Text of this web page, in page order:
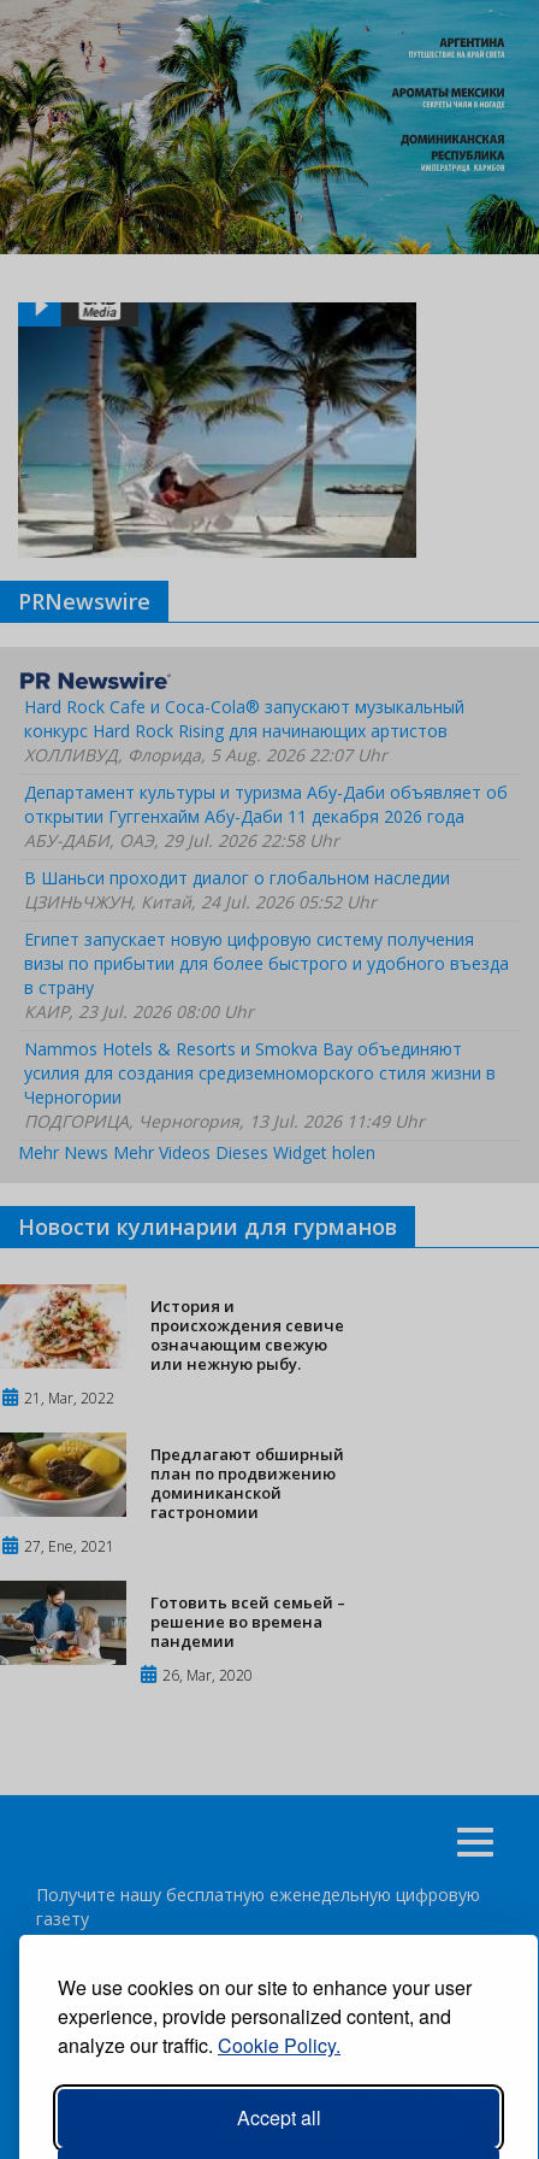
We use cookies on our site to enhance your user
experience, provide personalized content, and
analyze our traffic. Cookie Policy.
Accept all
PRNewswire
Hard Rock Cafe и Coca-Cola® запускают музыкальный
конкурс Hard Rock Rising для начинающих артистов
ХОЛЛИВУД, Флорида, 5 Aug. 2026 22:07 Uhr
Департамент культуры и туризма Абу-Даби объявляет об
открытии Гуггенхайм Абу-Даби 11 декабря 2026 года
АБУ-ДАБИ, ОАЭ, 29 Jul. 2026 22:58 Uhr
В Шаньси проходит диалог о глобальном наследии
ЦЗИНЬЧЖУН, Китай, 24 Jul. 2026 05:52 Uhr
Египет запускает новую цифровую систему получения
визы по прибытии для более быстрого и удобного въезда
в страну
КАИР, 23 Jul. 2026 08:00 Uhr
Nammos Hotels & Resorts и Smokva Bay объединяют
усилия для создания средиземноморского стиля жизни в
Черногории
ПОДГОРИЦА, Черногория, 13 Jul. 2026 11:49 Uhr
Mehr News Mehr Videos Dieses Widget holen
Новости кулинарии для гурманов
История и
происхождения севиче
означающим свежую
или нежную рыбу.
21, Mar, 2022
Предлагают обширный
план по продвижению
доминиканской
гастрономии
27, Ene, 2021
Готовить всей семьей –
решение во времена
пандемии
26, Mar, 2020
Получите нашу бесплатную еженедельную цифровую
газету
Следуйте за нами:
ВСЕ ПРАВА ЗАЩИЩЕНЫ ®CARIBBEAN NEWS DIGITAL.
АВТОР:GRUPO EXCELENCIAS.